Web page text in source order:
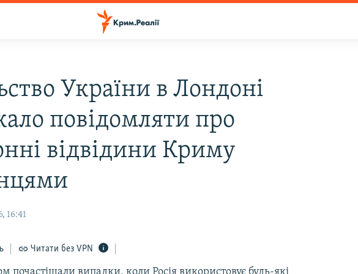
України в Лондоні
повідомляти про
відвідини Криму
16:41
Читати без VPN